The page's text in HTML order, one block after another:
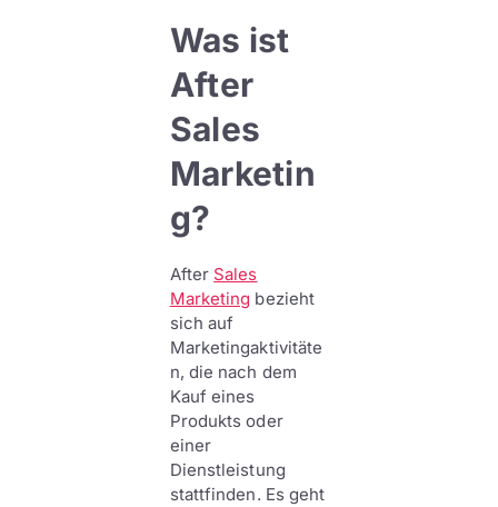
Was ist
After
Sales
Marketin
g?
After Sales
Marketing bezieht
sich auf
Marketingaktivitäte
n, die nach dem
Kauf eines
Produkts oder
einer
Dienstleistung
stattfinden. Es geht